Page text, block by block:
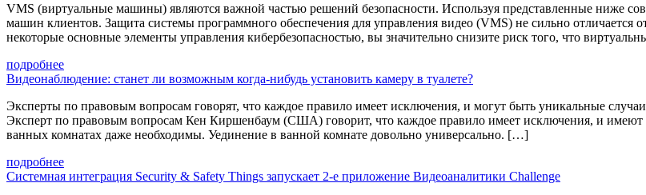
VMS (виртуальные машины) являются важной частью решений безопасности. Используя представленные ниже
машин клиентов. Защита системы программного обеспечения для управления видео (VMS) не сильно отличается
некоторые основные элементы управления кибербезопасностью, вы значительно снизите риск того, что
подробнее
Видеонаблюдение: станет ли возможным когда-нибудь установить камеру в туалете?
Эксперты по правовым вопросам говорят, что каждое правило имеет исключения, и могут быть уникальные
Эксперт по правовым вопросам Кен Киршенбаум (США) говорит, что каждое правило имеет исключения, и имеют
ванных комнатах даже необходимы. Уединение в ванной комнате довольно универсально. […]
подробнее
Системная интеграция Security & Safety Things запускает 2-е приложение Видеоаналитики Challenge